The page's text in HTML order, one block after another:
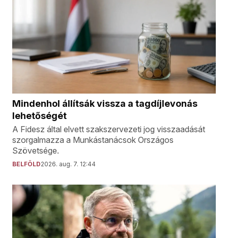
Mindenhol állítsák vissza a tagdíjlevonás
lehetőségét
A Fidesz által elvett szakszervezeti jog visszaadását
szorgalmazza a Munkástanácsok Országos
Szövetsége.
BELFÖLD2026. aug. 7. 12:44